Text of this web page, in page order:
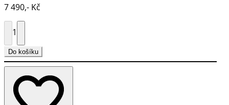
7 490,- Kč
1
Do košíku